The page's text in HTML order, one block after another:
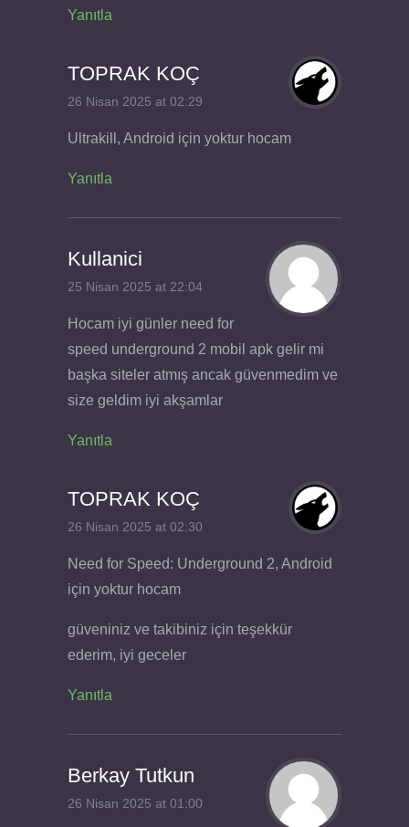
Yanıtla
TOPRAK KOÇ
26 Nisan 2025 at 02:29
Ultrakill, Android için yoktur hocam
Yanıtla
Kullanici
25 Nisan 2025 at 22:04
Hocam iyi günler need for
speed underground 2 mobil apk gelir mi
başka siteler atmış ancak güvenmedim ve
size geldim iyi akşamlar
Yanıtla
TOPRAK KOÇ
26 Nisan 2025 at 02:30
Need for Speed: Underground 2, Android
için yoktur hocam
güveniniz ve takibiniz için teşekkür
ederim, iyi geceler
Yanıtla
Berkay Tutkun
26 Nisan 2025 at 01:00